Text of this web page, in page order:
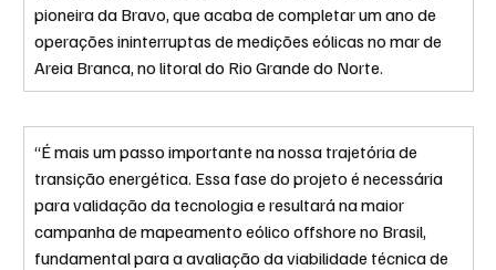
pioneira da Bravo, que acaba de completar um ano de
operações ininterruptas de medições eólicas no mar de
Areia Branca, no litoral do Rio Grande do Norte.
“É mais um passo importante na nossa trajetória de
transição energética. Essa fase do projeto é necessária
para validação da tecnologia e resultará na maior
campanha de mapeamento eólico offshore no Brasil,
fundamental para a avaliação da viabilidade técnica de